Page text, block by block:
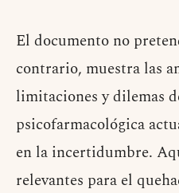
El documento no
contrario, muestra las
limitaciones y dilemas
psicofarmacológica
en la incertidumbre.
relevantes para el